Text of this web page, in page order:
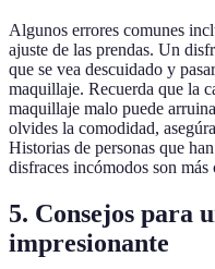
Algunos errores comunes
ajuste de las prendas. Un
que se vea descuidado y
maquillaje. Recuerda que la
maquillaje malo puede
olvides la comodidad,
Historias de personas que
disfraces incómodos son más
5. Consejos para
impresionante